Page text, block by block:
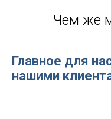
Чем же
Главное для
нашими